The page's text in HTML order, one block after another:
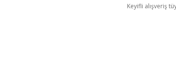
Keyifli alışveriş